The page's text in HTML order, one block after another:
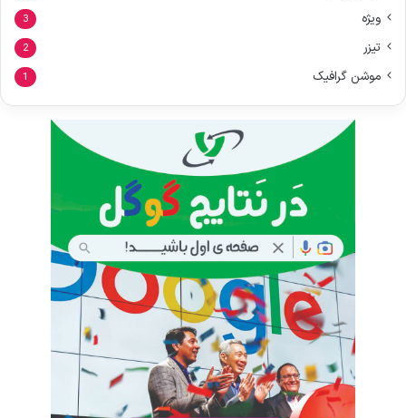
ویژه 3
تیزر 2
موشن گرافیک 1